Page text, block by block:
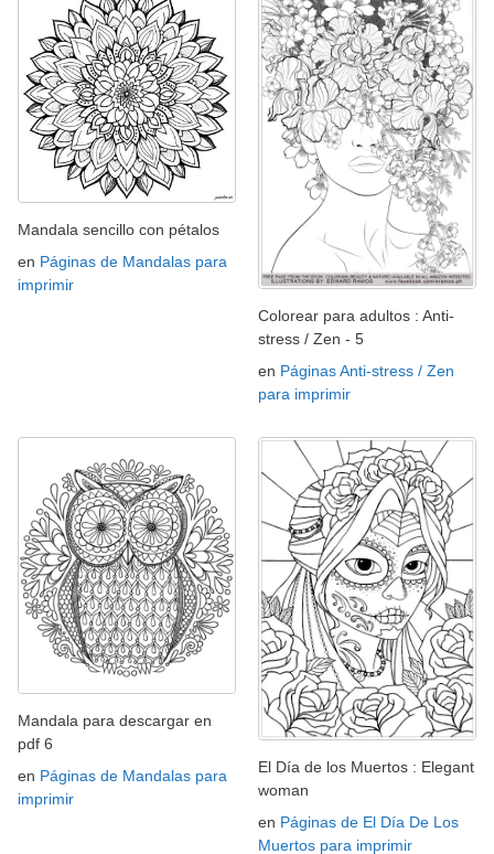
Mandala sencillo con pétalos
en Páginas de Mandalas para
imprimir
Colorear para adultos : Anti-
stress / Zen - 5
en Páginas Anti-stress / Zen
para imprimir
Mandala para descargar en
pdf 6
en Páginas de Mandalas para
imprimir
El Día de los Muertos : Elegant
woman
en Páginas de El Día De Los
Muertos para imprimir